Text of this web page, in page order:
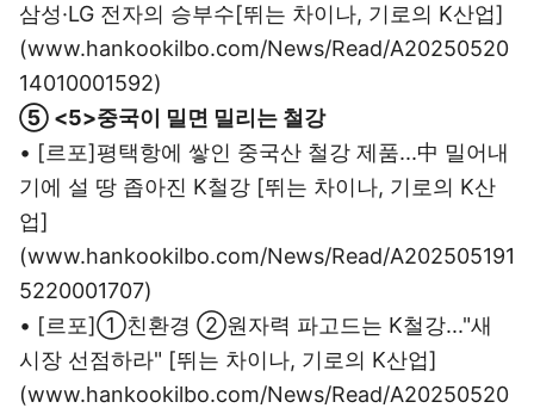
삼성·LG 전자의 승부수[뛰는 차이나, 기로의 K산업]
(www.hankookilbo.com/News/Read/A20250520
14010001592)
⑤ <5>중국이 밀면 밀리는 철강
• [르포]평택항에 쌓인 중국산 철강 제품...中 밀어내
기에 설 땅 좁아진 K철강 [뛰는 차이나, 기로의 K산
업]
(www.hankookilbo.com/News/Read/A202505191
5220001707)
• [르포]①친환경 ②원자력 파고드는 K철강..."새
시장 선점하라" [뛰는 차이나, 기로의 K산업]
(www.hankookilbo.com/News/Read/A20250520